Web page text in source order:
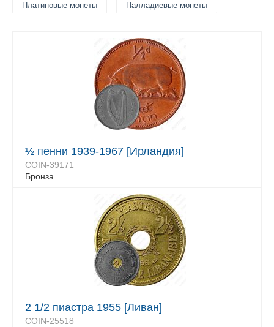
Платиновые монеты Палладиевые монеты
½ пенни 1939-1967 [Ирландия]
COIN-39171
Бронза
2 1/2 пиастра 1955 [Ливан]
COIN-25518